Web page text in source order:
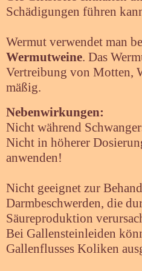
Schädigungen führen
Wermut verwendet man
Wermutweine. Das
Vertreibung von Motten,
mäßig.
Nebenwirkungen:
Nicht während
Nicht in höherer
anwenden!
Nicht geeignet zur
Darmbeschwerden, die
Säureproduktion
Bei Gallensteinleiden
Gallenflusses Koliken